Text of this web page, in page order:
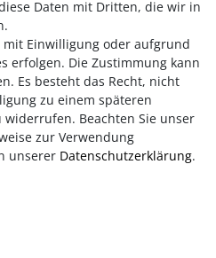
€ *
Artikel anzeigen
MwSt.
Düne Mahagoni Dessin
Daten mit Dritten, die wir in
Einwilligung oder aufgrund
erfolgen. Die Zustimmung kann
Es besteht das Recht, nicht
zu einem späteren
Beachten Sie unser
zur Verwendung
unserer Daten­schutz­erklärung.